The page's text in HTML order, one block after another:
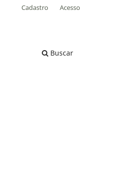
Buscar
Cadastro Acesso